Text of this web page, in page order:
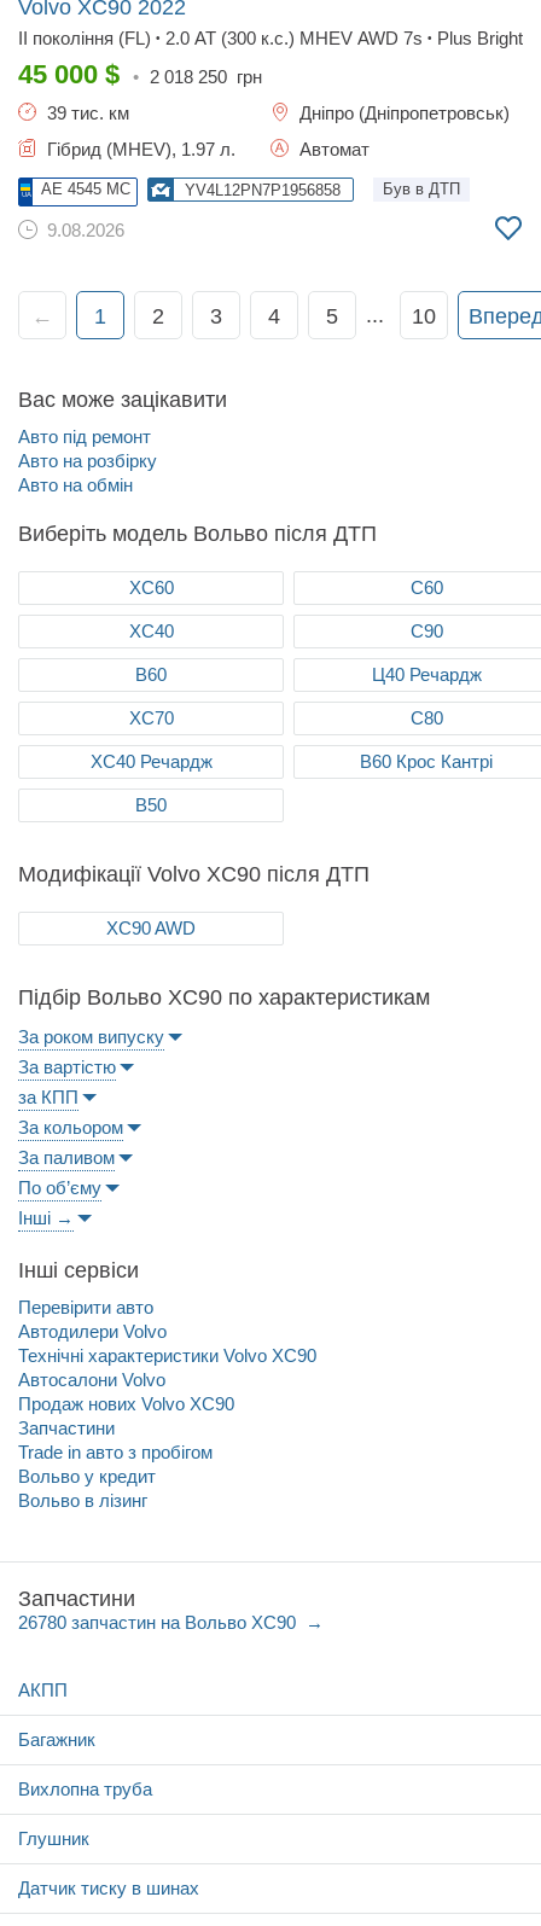
Volvo XC90 2022
II покоління (FL) • 2.0 AT (300 к.с.) MHEV AWD 7s • Plus Bright
45 000 $ • 2 018 250 грн
39 тис. км
Дніпро (Дніпропетровськ)
Гібрид (MHEV), 1.97 л.
Автомат
AE 4545 MC YV4L12PN7P1956858 Був в ДТП
9.08.2026
← 1 2 3 4 5 ... 10
Вас може зацікавити
Авто під ремонт
Авто на розбірку
Авто на обмін
Виберіть модель Вольво після ДТП
ХС60 С60
ХС40 С90
В60 Ц40 Речардж
ХС70 С80
ХС40 Речардж В60 Крос Кантрі
В50
Модифікації Volvo XC90 після ДТП
XC90 AWD
Підбір Вольво XC90 по характеристикам
За роком випуску
За вартістю
за КПП
За кольором
За паливом
По об’єму
Інші →
Інші сервіси
Перевірити авто
Автодилери Volvo
Технічні характеристики Volvo XC90
Автосалони Volvo
Продаж нових Volvo XC90
Запчастини
Trade in авто з пробігом
Вольво у кредит
Вольво в лізинг
Запчастини
26780 запчастин на Вольво ХС90
АКПП
Багажник
Вихлопна труба
Глушник
Датчик тиску в шинах